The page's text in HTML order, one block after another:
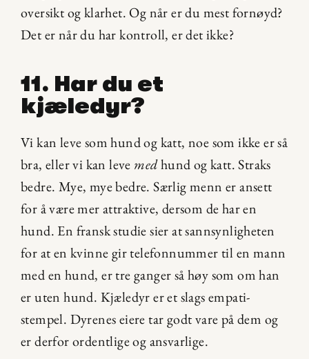
oversikt og klarhet. Og når er du mest fornøyd?
Det er når du har kontroll, er det ikke?
11. Har du et
kjæledyr?
Vi kan leve som hund og katt, noe som ikke er så
bra, eller vi kan leve med hund og katt. Straks
bedre. Mye, mye bedre. Særlig menn er ansett
for å være mer attraktive, dersom de har en
hund. En fransk studie sier at sannsynligheten
for at en kvinne gir telefonnummer til en mann
med en hund, er tre ganger så høy som om han
er uten hund. Kjæledyr er et slags empati-
stempel. Dyrenes eiere tar godt vare på dem og
er derfor ordentlige og ansvarlige.